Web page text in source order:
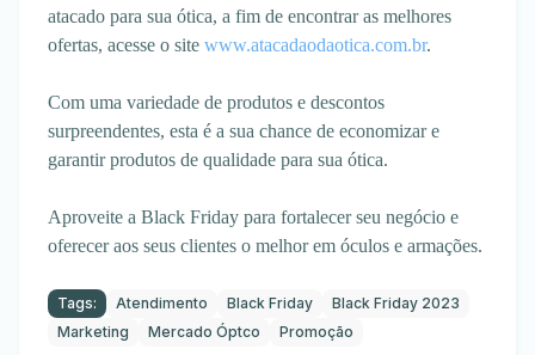
atacado para sua ótica, a fim de encontrar as melhores
ofertas, acesse o site www.atacadaodaotica.com.br.
Com uma variedade de produtos e descontos
surpreendentes, esta é a sua chance de economizar e
garantir produtos de qualidade para sua ótica.
Aproveite a Black Friday para fortalecer seu negócio e
oferecer aos seus clientes o melhor em óculos e armações.
Tags: Atendimento Black Friday
Black Friday 2023
Marketing
Mercado Óptco Promoção